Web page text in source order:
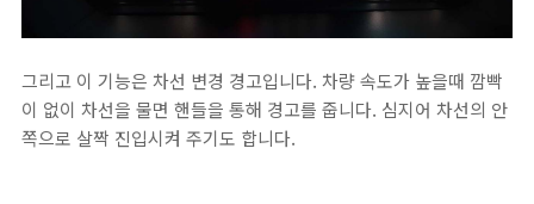
그리고 이 기능은 차선 변경 경고입니다. 차량 속도가 높을때 깜빡
이 없이 차선을 물면 핸들을 통해 경고를 줍니다. 심지어 차선의 안
쪽으로 살짝 진입시켜 주기도 합니다.